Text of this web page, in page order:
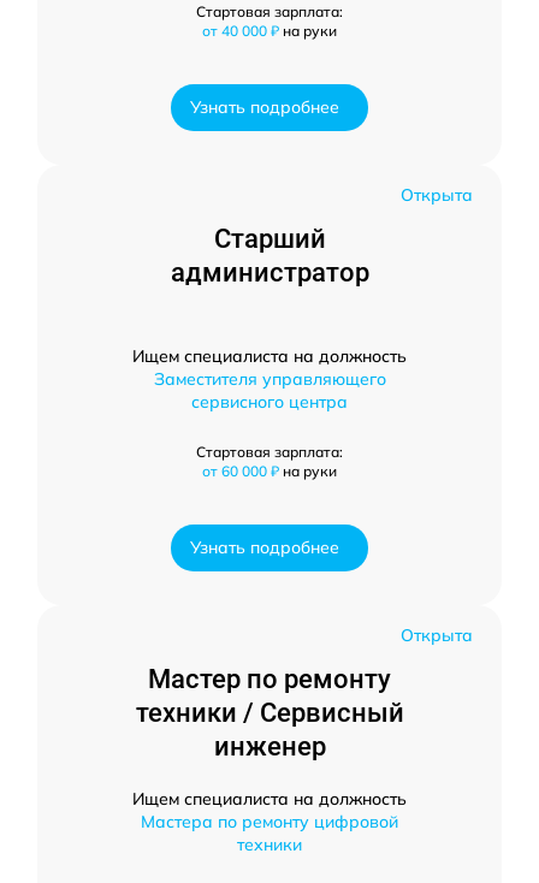
Стартовая зарплата:
от 40 000 ₽ на руки
Узнать подробнее
Открыта
Старший
администратор
Ищем специалиста на должность
Заместителя управляющего
сервисного центра
Стартовая зарплата:
от 60 000 ₽ на руки
Узнать подробнее
Открыта
Мастер по ремонту
техники / Сервисный
инженер
Ищем специалиста на должность
Мастера по ремонту цифровой
техники